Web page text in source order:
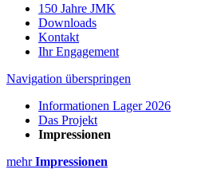
150 Jahre JMK
Downloads
Kontakt
Ihr Engagement
Navigation überspringen
Informationen Lager 2026
Das Projekt
Impressionen
mehrImpressionen